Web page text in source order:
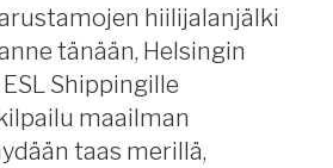
hiilijalanjälki
tänään, Helsingin
Shippingille
maailman
taas merillä,